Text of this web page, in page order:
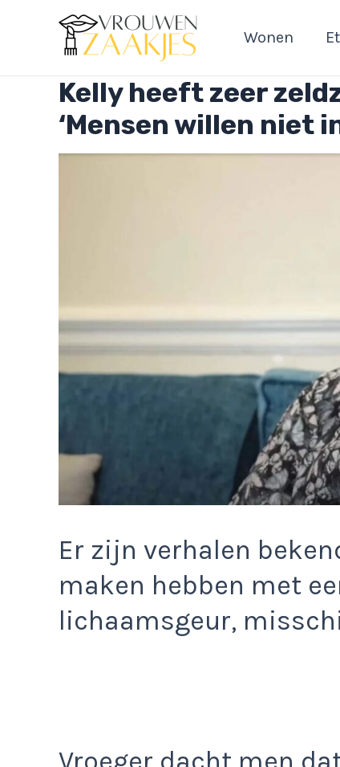
Wonen
Kelly heeft zeer
‘Mensen willen niet
Er zijn verhalen
maken hebben met
lichaamsgeur,